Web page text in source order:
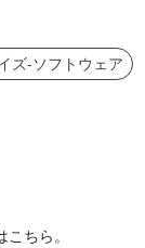
ズ-ソフトウェア
ちら。